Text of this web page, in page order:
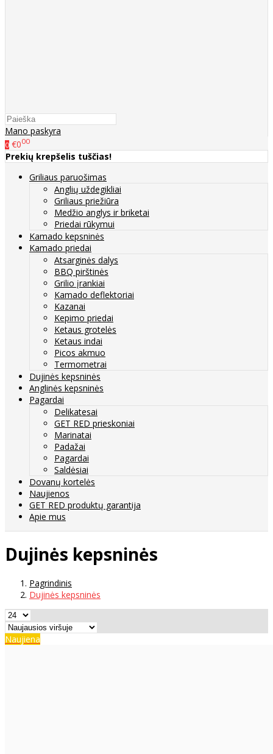
Mano paskyra
0 €000
Prekių krepšelis tuščias!
Griliaus paruošimas
Anglių uždegikliai
Griliaus priežiūra
Medžio anglys ir briketai
Priedai rūkymui
Kamado kepsninės
Kamado priedai
Atsarginės dalys
BBQ pirštinės
Grilio įrankiai
Kamado deflektoriai
Kazanai
Kepimo priedai
Ketaus grotelės
Ketaus indai
Picos akmuo
Termometrai
Dujinės kepsninės
Anglinės kepsninės
Pagardai
Delikatesai
GET RED prieskoniai
Marinatai
Padažai
Pagardai
Saldėsiai
Dovanų kortelės
Naujienos
GET RED produktų garantija
Apie mus
Dujinės kepsninės
Pagrindinis
Dujinės kepsninės
Naujiena